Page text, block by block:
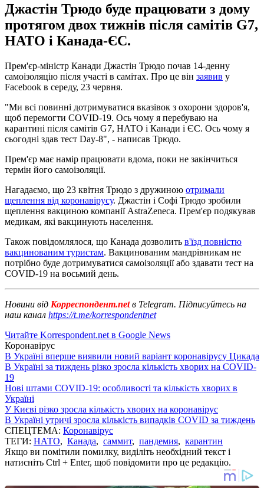
Джастін Трюдо буде працювати з дому
протягом двох тижнів після самітів G7,
НАТО і Канада-ЄС.
Прем'єр-міністр Канади Джастін Трюдо почав 14-денну
самоізоляцію після участі в самітах. Про це він заявив у
Facebook в середу, 23 червня.
"Ми всі повинні дотримуватися вказівок з охорони здоров'я,
щоб перемогти COVID-19. Ось чому я перебуваю на
карантині після самітів G7, НАТО і Канади і ЄС. Ось чому я
сьогодні здав тест Day-8", - написав Трюдо.
Прем'єр має намір працювати вдома, поки не закінчиться
термін його самоізоляції.
Нагадаємо, що 23 квітня Трюдо з дружиною отримали
щеплення від коронавірусу. Джастін і Софі Трюдо зробили
щеплення вакциною компанії AstraZeneca. Прем'єр подякував
медикам, які вакцинують населення.
Також повідомлялося, що Канада дозволить в'їзд повністю
вакцинованим туристам. Вакцинованим мандрівникам не
потрібно буде дотримуватися самоізоляції або здавати тест на
COVID-19 на восьмий день.
Новини від Корреспондент.netв Telegram. Підписуйтесь на
наш канал https://t.me/korrespondentnet
Читайте Korrespondent.net в Google News
Коронавірус
В Україні вперше виявили новий варіант коронавірусу Цикада
В Україні за тиждень різко зросла кількість хворих на COVID-
19
Нові штами COVID-19: особливості та кількість хворих в
Україні
У Києві різко зросла кількість хворих на коронавірус
В Україні утричі зросла кількість випадків COVID за тиждень
СПЕЦТЕМА: Коронавірус
ТЕГИ: НАТО, Канада, саммит, пандемия, карантин
Якщо ви помітили помилку, виділіть необхідний текст і
натисніть Ctrl + Enter, щоб повідомити про це редакцію.